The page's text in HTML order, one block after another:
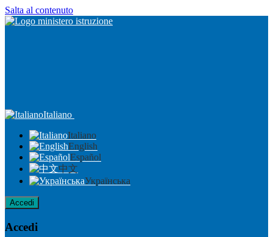
Salta al contenuto
Italiano
Italiano
English
Español
中文
Українська
Accedi
Accedi